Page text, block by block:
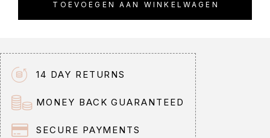
TOEVOEGEN AAN WINKELWAGEN
a
t
i
v
e
:
14 DAY RETURNS
MONEY BACK GUARANTEED
SECURE PAYMENTS